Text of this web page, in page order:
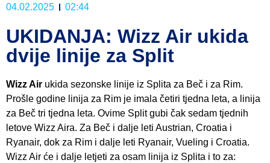
04.02.2025 02:44
UKIDANJA: Wizz Air ukida
dvije linije za Split
Wizz Air ukida sezonske linije iz Splita za Beč i za Rim.
Prošle godine linija za Rim je imala četiri tjedna leta, a linija
za Beč tri tjedna leta. Ovime Split gubi čak sedam tjednih
letove Wizz Aira. Za Beč i dalje leti Austrian, Croatia i
Ryanair, dok za Rim i dalje leti Ryanair, Vueling i Croatia.
Wizz Air će i dalje letjeti za osam linija iz Splita i to za: